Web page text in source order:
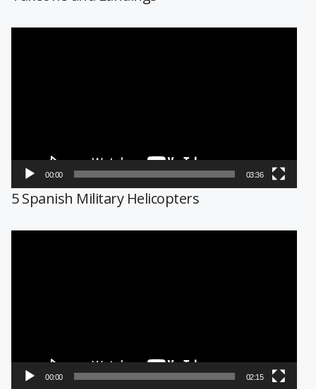
00:00 03:36
5 Spanish Military Helicopters
00:00 02:15